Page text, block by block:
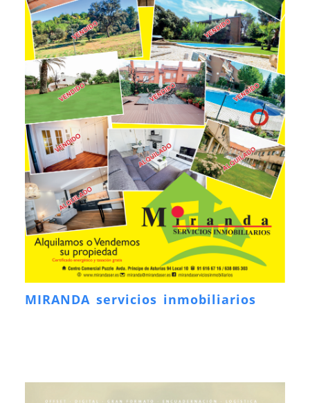
MIRANDA servicios inmobiliarios